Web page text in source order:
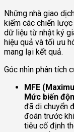
Những nhà giao
kiếm các chiến
dữ liệu từ nhật ký
hiệu quả và tối ưu
mang lại kết quả.
Góc nhìn phân tích
MFE
Mức biến
đã di chuyển
đoán trước
tiêu cố định